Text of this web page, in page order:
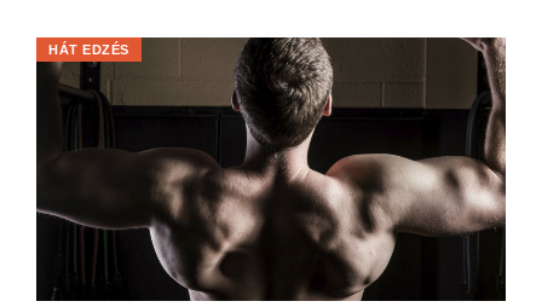
HÁT EDZÉS